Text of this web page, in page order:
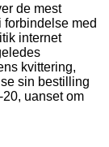
de mest
med
internet
kvittering,
sin bestilling
uanset om